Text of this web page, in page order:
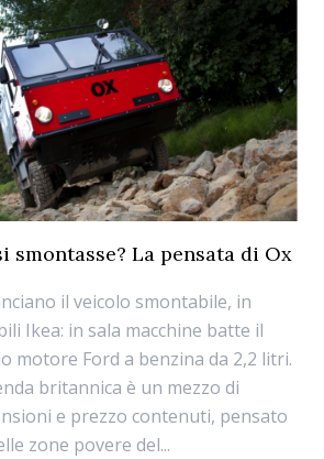
smontasse? La pensata di Ox
il veicolo smontabile, in
Ikea: in sala macchine batte il
motore Ford a benzina da 2,2 litri.
britannica è un mezzo di
e prezzo contenuti, pensato
zone povere del...